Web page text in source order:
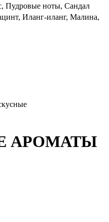
Пудровые ноты, Сандал
Иланг-иланг, Малина,
АРОМАТЫ